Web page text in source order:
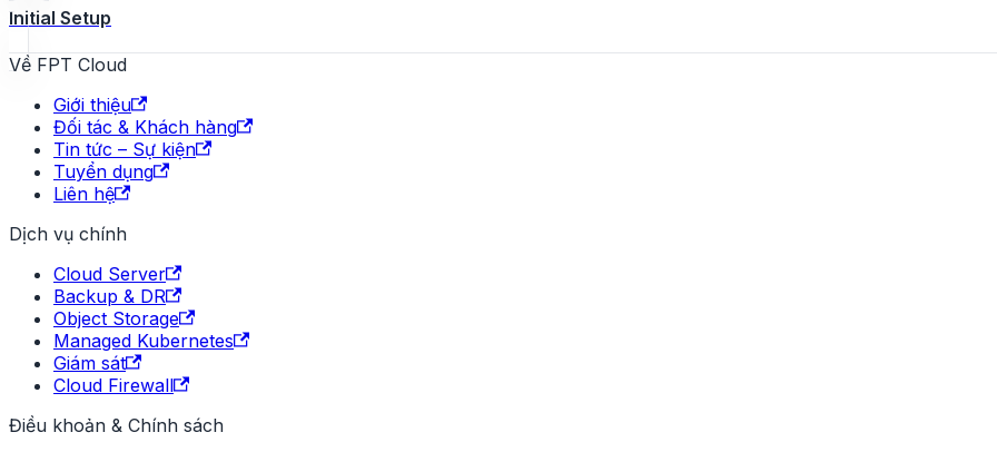
Initial Setup
Về FPT Cloud
Giới thiệu
Đối tác & Khách hàng
Tin tức – Sự kiện
Tuyển dụng
Liên hệ
Dịch vụ chính
Cloud Server
Backup & DR
Object Storage
Managed Kubernetes
Giám sát
Cloud Firewall
Điều khoản & Chính sách